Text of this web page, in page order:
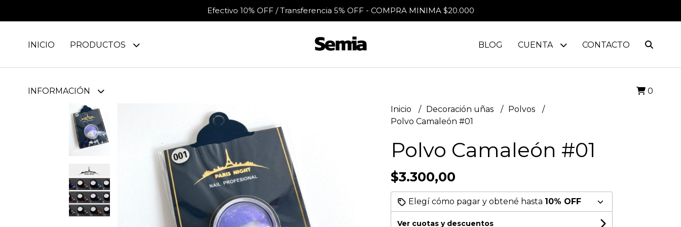
Efectivo 10% OFF / Transferencia 5% OFF - COMPRA MINIMA $20.000
INICIO PRODUCTOS
INFORMACIÓN
BLOG CUENTA CONTACTO
0
Inicio
Decoración uñas
Polvos
Polvo Camaleón #01
Polvo Camaleón #01
$3.300,00
Elegí cómo pagar y obtené hasta 10% OFF
Ver cuotas y descuentos